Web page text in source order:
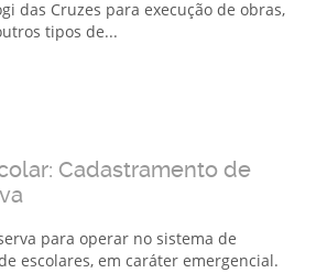
das Cruzes para execução de obras,
tipos de...
Cadastramento de
para operar no sistema de
escolares, em caráter emergencial.